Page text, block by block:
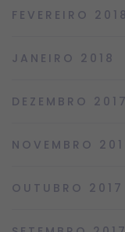
FEVEREIRO 2018
JANEIRO 2018
DEZEMBRO 2017
NOVEMBRO
OUTUBRO 2017